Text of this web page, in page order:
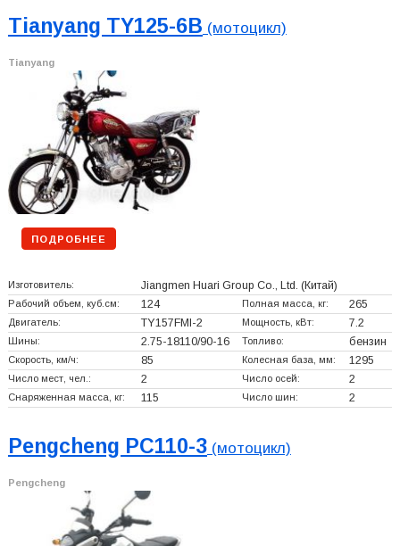
Tianyang TY125-6B (мотоцикл)
Tianyang
ПОДРОБНЕЕ
Изготовитель: Jiangmen Huari Group Co., Ltd. (Китай)
Рабочий объем, куб.см: 124 Полная масса, кг: 265
Двигатель: TY157FMI-2 Мощность, кВт: 7.2
Шины: 2.75-18110/90-16 Топливо: бензин
Скорость, км/ч: 85 Колесная база, мм: 1295
Число мест, чел.: 2 Число осей: 2
Снаряженная масса, кг: 115 Число шин: 2
Pengcheng PC110-3(мотоцикл)
Pengcheng